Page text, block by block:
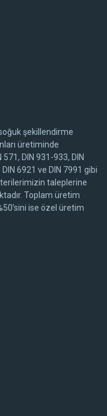
şekillendirme
üretiminde
DIN 931-933, DIN
6921 ve DIN 7991 gibi
taleplerine
Toplam üretim
ise özel üretim